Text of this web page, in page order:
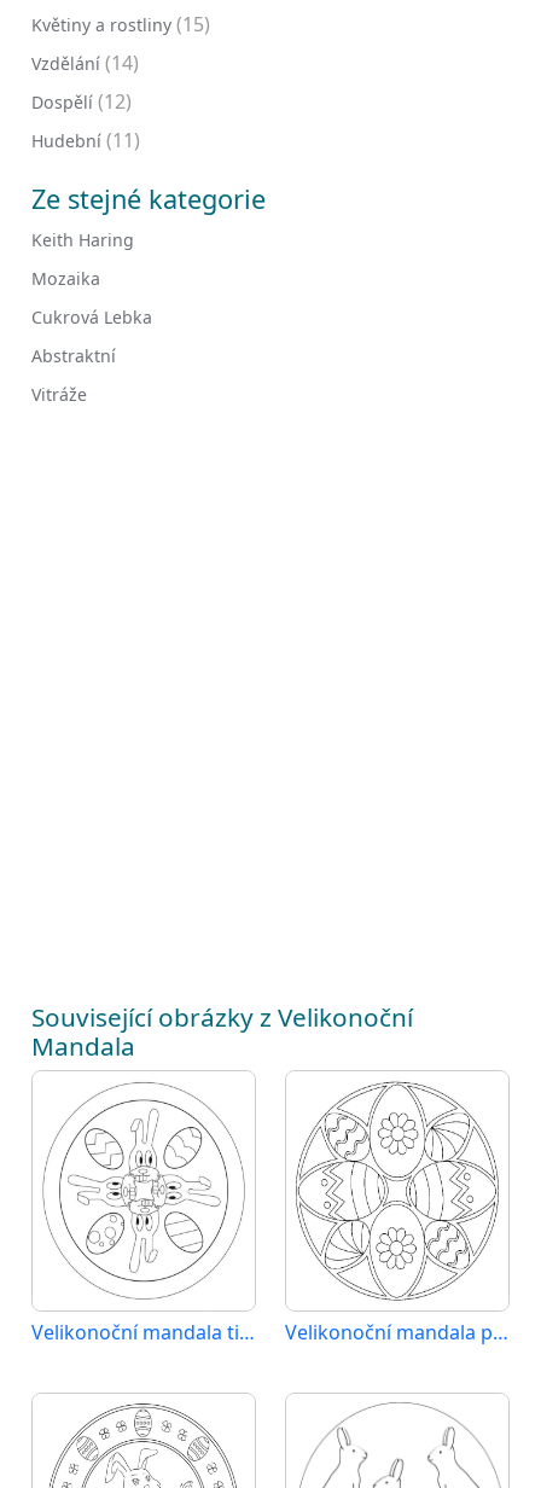
Květiny a rostliny (15)
Vzdělání (14)
Dospělí (12)
Hudební (11)
Ze stejné kategorie
Keith Haring
Mozaika
Cukrová Lebka
Abstraktní
Vitráže
Související obrázky z Velikonoční
Mandala
Velikonoční mandala tisknutelný obrázek Velikonoční mandala pro děti 5 let